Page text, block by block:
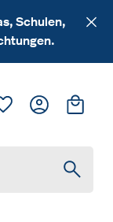
Schulen,
Du hast 0